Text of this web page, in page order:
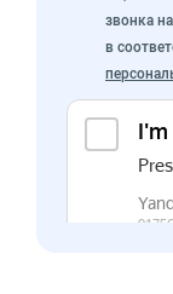
звонка на
в